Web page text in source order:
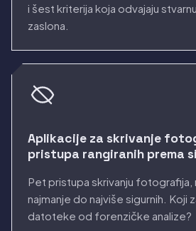
i šest kriterija koja odvajaju
zaslona.
Aplikacije za skrivanje
pristupa rangiranih prema
Pet pristupa skrivanju fotografija,
najmanje do najviše sigurnih. Koji
datoteke od forenzičke analize?